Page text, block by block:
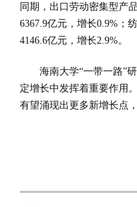
同期，出口劳动密集型产
6367.9亿元，增长0.9%；
4146.6亿元，增长2.9%。
海南大学“一带一路”
定增长中发挥着重要作用
有望涌现出更多新增长点